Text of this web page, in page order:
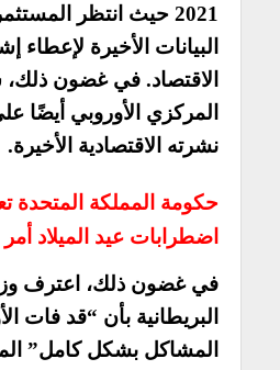
2021 حيث انتظر
البيانات الأخيرة لإعطاء
الاقتصاد. في غضون ذلك،
المركزي الأوروبي أيضًا
نشرته الاقتصادية الأخيرة.
حكومة المملكة المتحدة
اضطرابات عيد الميلاد
في غضون ذلك، اعترف
البريطانية بأن “قد فات
المشاكل بشكل كامل”